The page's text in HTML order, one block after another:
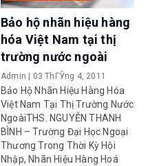
Bảo hộ nhãn hiệu hàng
hóa Việt Nam tại thị
trường nước ngoài
Admin | 03 ThГЎng 4, 2011
Bảo Hộ Nhãn Hiệu Hàng Hóa
Việt Nam Tại Thị Trường Nước
NgoàiTHS. NGUYỄN THANH
BÌNH – Trường Đại Học Ngoại
Thương Trong Thời Kỳ Hội
Nhập, Nhãn Hiệu Hàng Hoá